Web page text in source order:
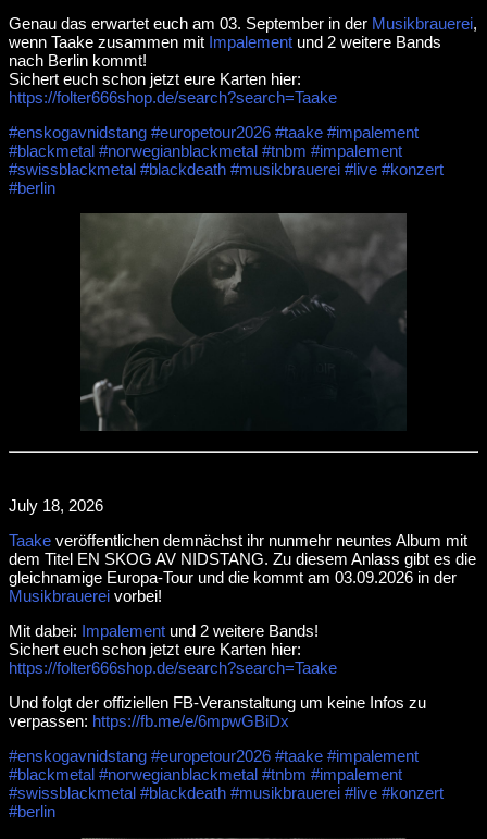
Genau das erwartet euch am 03. September in der Musikbrauerei,
wenn Taake zusammen mit Impalement und 2 weitere Bands
nach Berlin kommt!
Sichert euch schon jetzt eure Karten hier:
https://folter666shop.de/search?search=Taake
#enskogavnidstang #europetour2026 #taake #impalement
#blackmetal #norwegianblackmetal #tnbm #impalement
#swissblackmetal #blackdeath #musikbrauerei #live #konzert
#berlin
July 18, 2026
Taake veröffentlichen demnächst ihr nunmehr neuntes Album mit
dem Titel EN SKOG AV NIDSTANG. Zu diesem Anlass gibt es die
gleichnamige Europa-Tour und die kommt am 03.09.2026 in der
Musikbrauerei vorbei!
Mit dabei: Impalement und 2 weitere Bands!
Sichert euch schon jetzt eure Karten hier:
https://folter666shop.de/search?search=Taake
Und folgt der offiziellen FB-Veranstaltung um keine Infos zu
verpassen: https://fb.me/e/6mpwGBiDx
#enskogavnidstang #europetour2026 #taake #impalement
#blackmetal #norwegianblackmetal #tnbm #impalement
#swissblackmetal #blackdeath #musikbrauerei #live #konzert
#berlin